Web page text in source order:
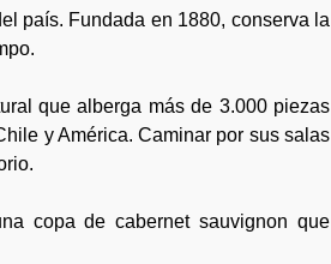
país. Fundada en 1880, conserva la
que alberga más de 3.000 piezas
y América. Caminar por sus salas
copa de cabernet sauvignon que